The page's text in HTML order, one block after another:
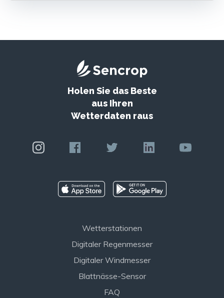
Holen Sie das Beste
aus Ihren
Wetterdaten raus
Wetterstationen
Digitaler Regenmesser
Digitaler Windmesser
Blattnässe-Sensor
FAQ